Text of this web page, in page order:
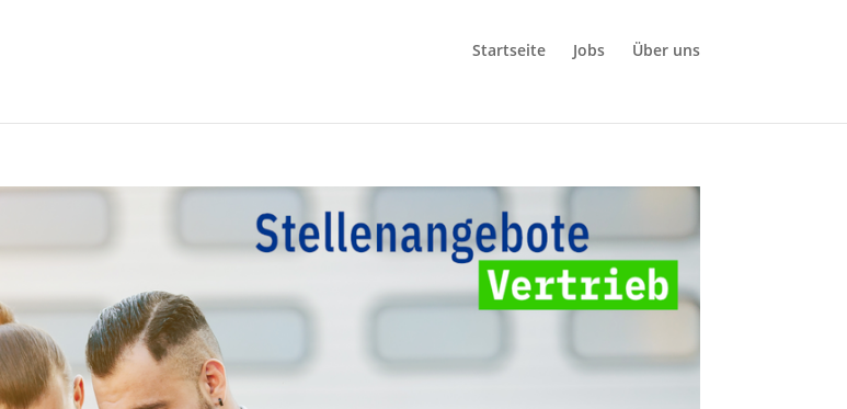
Startseite Jobs Über uns